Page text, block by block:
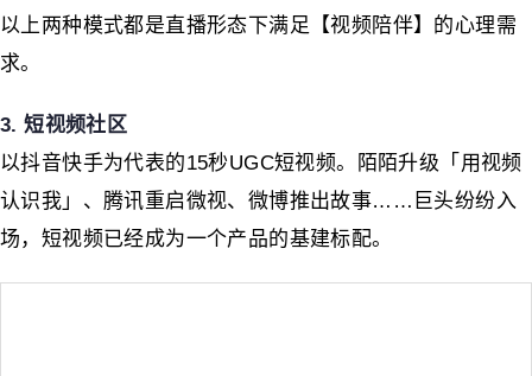
以上两种模式都是直播形态下满足【视频陪伴】的心理需
求。
3. 短视频社区
以抖音快手为代表的15秒UGC短视频。陌陌升级「用视频
认识我」、腾讯重启微视、微博推出故事……巨头纷纷入
场，短视频已经成为一个产品的基建标配。